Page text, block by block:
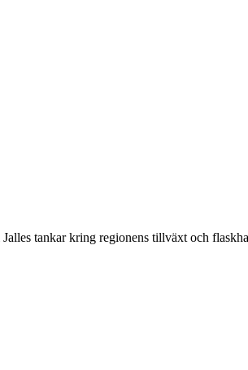
tankar kring regionens tillväxt och